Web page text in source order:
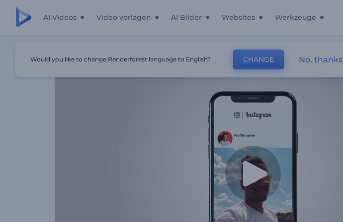
AI Videos Video vorlagen AI Bilder Websites Werkzeuge
Would you like to change Renderforest language to English? CHANGE No, thanks